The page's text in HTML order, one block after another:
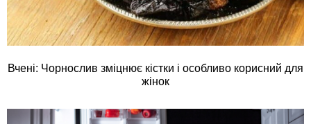
Вчені: Чорнослив зміцнює кістки і особливо корисний для
жінок